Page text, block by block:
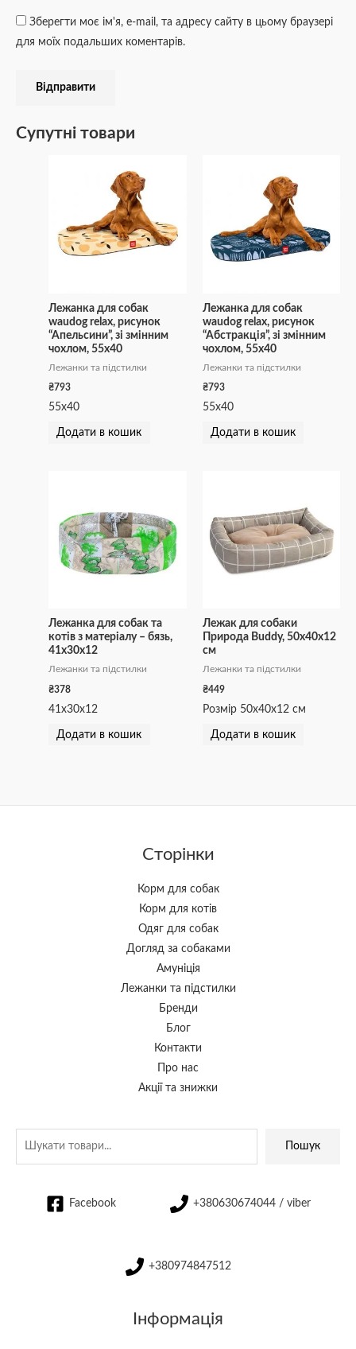
Зберегти моє ім'я, e-mail, та адресу сайту в цьому браузері
для моїх подальших коментарів.
Супутні товари
Лежанка для собак
waudog relax, рисунок
“Апельсини”, зі змінним
чохлом, 55х40
Лежанки та підстилки
₴793
55х40
Додати в кошик
Лежанка для собак
waudog relax, рисунок
“Абстракція”, зі змінним
чохлом, 55х40
Лежанки та підстилки
₴793
55х40
Додати в кошик
Лежанка для собак та
котів з матеріалу – бязь,
41х30х12
Лежанки та підстилки
₴378
41х30х12
Додати в кошик
Лежак для собаки
Природа Buddy, 50х40х12
см
Лежанки та підстилки
₴449
Розмір 50х40х12 см
Додати в кошик
Сторінки
Корм для собак
Корм для котів
Одяг для собак
Догляд за собаками
Амуніція
Лежанки та підстилки
Бренди
Блог
Контакти
Про нас
Акції та знижки
Пошук
Facebook +380630674044 / viber
+380974847512
Інформація